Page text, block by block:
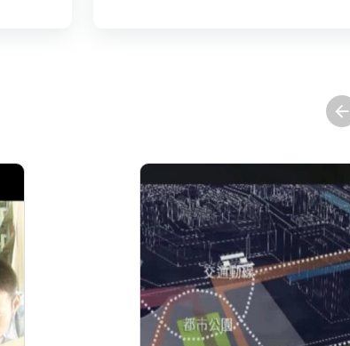
國立臺中圖書館形象短
片-遷建篇
分級: 普遍級
發音: 華語
發行: 2010-01
導演: 國立台中圖書館